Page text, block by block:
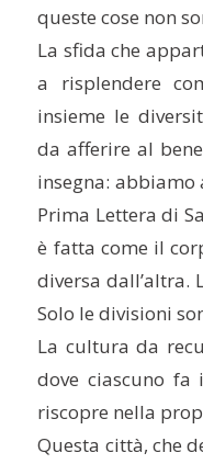
queste cose non
La sfida che
a risplendere
insieme le
da afferire al
insegna: abbiamo
Prima Lettera di
è fatta come il
diversa dall’altra.
Solo le divisioni
La cultura da
dove ciascuno fa
riscopre nella
Questa città, che